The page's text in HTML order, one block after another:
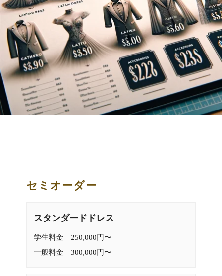
セミオーダー
スタンダードドレス
学生料金 250,000円〜
一般料金 300,000円〜